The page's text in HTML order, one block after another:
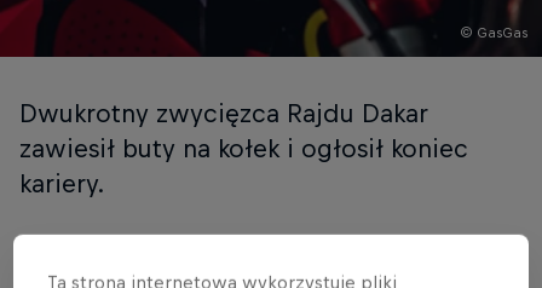
© GasGas
Dwukrotny zwycięzca Rajdu Dakar
zawiesił buty na kołek i ogłosił koniec
kariery.
Przeczytasz w 1 min
Published on 14.08.2024 · 10:02 UTC
Ta strona internetowa wykorzystuje pliki